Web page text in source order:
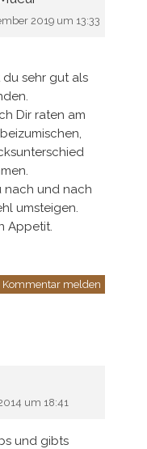
2019 um 13:33
sehr gut als
Dir raten am
nach und nach
umsteigen.
Appetit.
Kommentar melden
um 18:41
und gibts